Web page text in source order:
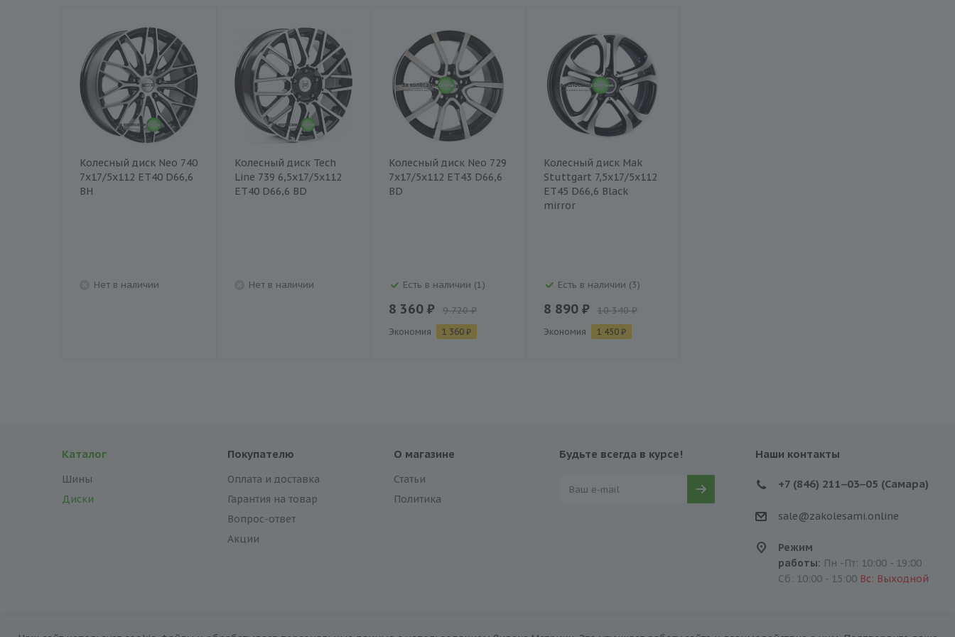
Колесный диск Neo 740
7x17/5x112 ET40 D66,6
BH
Нет в наличии
Колесный диск Tech
Line 739 6,5x17/5x112
ET40 D66,6 BD
Нет в наличии
Колесный диск Neo 729
7x17/5x112 ET43 D66,6
BD
Есть в наличии (1)
8 360 ₽ 9 720 ₽
Экономия 1 360 ₽
Колесный диск Mak
Stuttgart 7,5x17/5x112
ET45 D66,6 Black
mirror
Есть в наличии (3)
8 890 ₽ 10 340 ₽
Экономия 1 450 ₽
Каталог
Шины
Диски
Покупателю
Оплата и доставка
Гарантия на товар
Вопрос-ответ
Акции
О магазине
Статьи
Политика
Будьте всегда в курсе! Наши контакты
+7 (846) 211‒03‒05 (Самара)
sale@zakolesami.online
Режим
работы: Пн -Пт: 10:00 - 19:00
Сб: 10:00 - 15:00 Вс: Выходной